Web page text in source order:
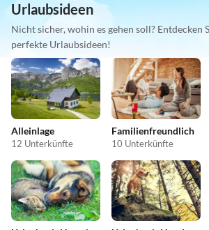
Urlaubsideen
Nicht sicher, wohin es gehen soll? Entdecken
perfekte Urlaubsideen!
Alleinlage
12 Unterkünfte
Familienfreundlich
10 Unterkünfte